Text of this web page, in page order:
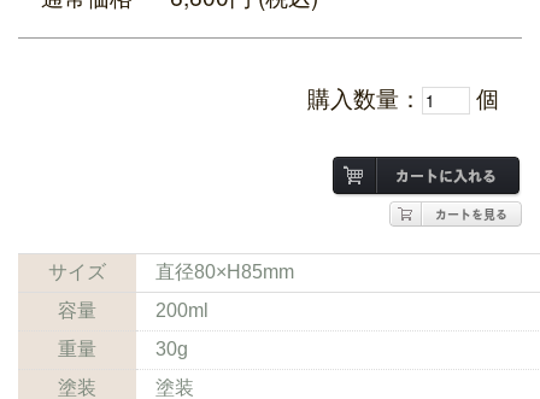
購入数量： 個
サイズ
直径80×H85mm
容量
200ml
重量
30g
塗装
塗装